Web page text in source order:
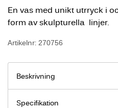
En vas med unikt utrryck i
form av skulpturella linjer.
Artikelnr: 270756
Beskrivning
Specifikation